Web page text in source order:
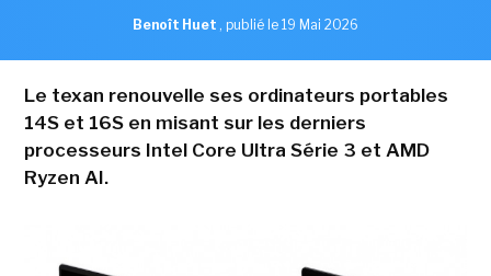
Benoît Huet , publié le 19 Mai 2026
Le texan renouvelle ses ordinateurs portables
14S et 16S en misant sur les derniers
processeurs Intel Core Ultra Série 3 et AMD
Ryzen AI.